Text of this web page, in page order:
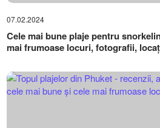
07.02.2024
Cele mai bune plaje pentru
mai frumoase locuri, fotografii,